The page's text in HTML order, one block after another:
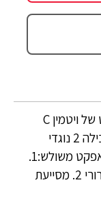
ניוואה מסכת בד Q10אנרג'י עם בוסט של ויטמין C
למראה עור רענן וזוהר . הפורמולה מכילה 2 נוגדי
חמצון - קו אנזים Q10 וויטמין C בעל אפקט משולש:1.
מעניקה רעננות למראה עור עייף ואפרורי 2. מסייעת